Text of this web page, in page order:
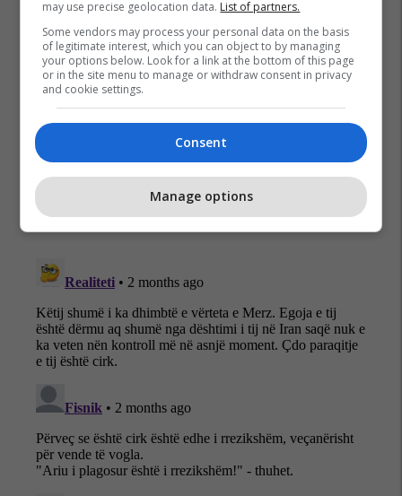
Gjermania Polonia Donald Trump Shba
may use precise geolocation data. List of partners.
Some vendors may process your personal data on the basis
of legitimate interest, which you can object to by managing
your options below. Look for a link at the bottom of this page
or in the site menu to manage or withdraw consent in privacy
and cookie settings.
Consent
Manage options